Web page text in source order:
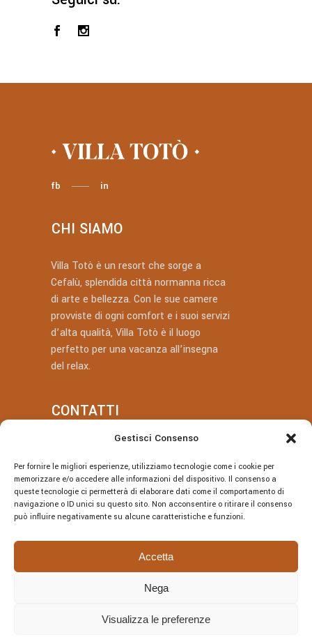
Gestisci Consenso
Per fornire le migliori esperienze, utilizziamo tecnologie come i cookie per
memorizzare e/o accedere alle informazioni del dispositivo. Il consenso a
queste tecnologie ci permetterà di elaborare dati come il comportamento di
navigazione o ID unici su questo sito. Non acconsentire o ritirare il consenso
può influire negativamente su alcune caratteristiche e funzioni.
Accetta
Nega
Visualizza le preferenze
fb in
CHI SIAMO
Villa Totò è un resort che sorge a
Cefalù, splendida città normanna ricca
di arte e bellezza. Con le sue camere
provviste di ogni comfort e i suoi servizi
d’alta qualità, Villa Totò è il luogo
perfetto per una vacanza all’insegna
del relax.
CONTATTI
villatotocefalu@gmail.com
Via Vitaliano Brancati, 50, Cefalù
© Villa Totò P.Iva: 06614230826 – CIR:
IT082027A1JRBF2V6U | DESIGNED BY